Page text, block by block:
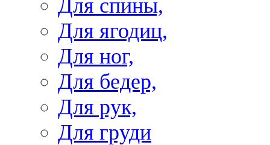
Для спины,
Для ягодиц,
Для ног,
Для бедер,
Для рук,
Для груди